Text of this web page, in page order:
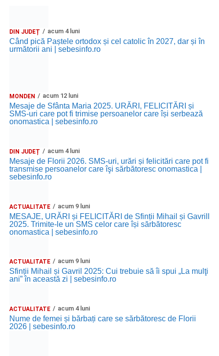
Copiii în armonia orașului
Ora 11.00– Curtea Școlii „M. Kogălniceanu”: activități
recreative pentru copii.
Ora 18.30– Aula Primăriei Municipiului Sebeș:
festivitatea de premiere a șefilor de promoție și a elevilor
Ora 19.00– Parcul Tineretului:Spectacol pentru copii și
Spuma Party.
Alexandra Pamfilie și Școala de muzică „DoReMi”
;
Trupa de Dansuri Săsești.
Ora 20.30– Parcul Tineretului: proiecția filmului pentru
DIN JUDEȚ acum 4 luni
Când pică Paștele ortodox și cel catolic în 2027, dar și în
următorii ani | sebesinfo.ro
MONDEN acum 12 luni
Mesaje de Sfânta Maria 2025. URĂRI, FELICITĂRI și
SMS-uri care pot fi trimise persoanelor care își serbează
onomastica | sebesinfo.ro
DIN JUDEȚ acum 4 luni
Mesaje de Florii 2026. SMS-uri, urări și felicitări care pot fi
transmise persoanelor care îşi sărbătoresc onomastica |
sebesinfo.ro
ACTUALITATE acum 9 luni
MESAJE, URĂRI și FELICITĂRI de Sfinții Mihail și Gavrill
2025. Trimite-le un SMS celor care își sărbătoresc
onomastica | sebesinfo.ro
ACTUALITATE acum 9 luni
Sfinții Mihail și Gavril 2025: Cui trebuie să îi spui „La mulţi
ani” în această zi | sebesinfo.ro
ACTUALITATE acum 4 luni
Nume de femei și bărbați care se sărbătoresc de Florii
2026 | sebesinfo.ro